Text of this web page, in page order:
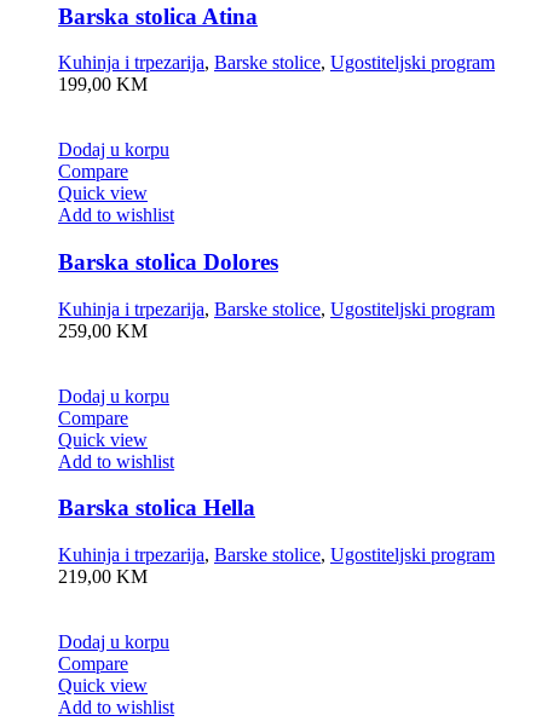
Barska stolica Atina
Kuhinja i trpezarija, Barske stolice, Ugostiteljski program
199,00 KM
Dodaj u korpu
Compare
Quick view
Add to wishlist
Barska stolica Dolores
Kuhinja i trpezarija, Barske stolice, Ugostiteljski program
259,00 KM
Dodaj u korpu
Compare
Quick view
Add to wishlist
Barska stolica Hella
Kuhinja i trpezarija, Barske stolice, Ugostiteljski program
219,00 KM
Dodaj u korpu
Compare
Quick view
Add to wishlist